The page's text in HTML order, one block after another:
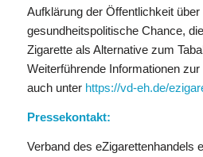
Aufklärung der Öffentlichkeit über
gesundheitspolitische Chance,
Zigarette als Alternative zum
Weiterführende Informationen
auch unter https://vd-eh.de/
Pressekontakt:
Verband des eZigarettenhandels